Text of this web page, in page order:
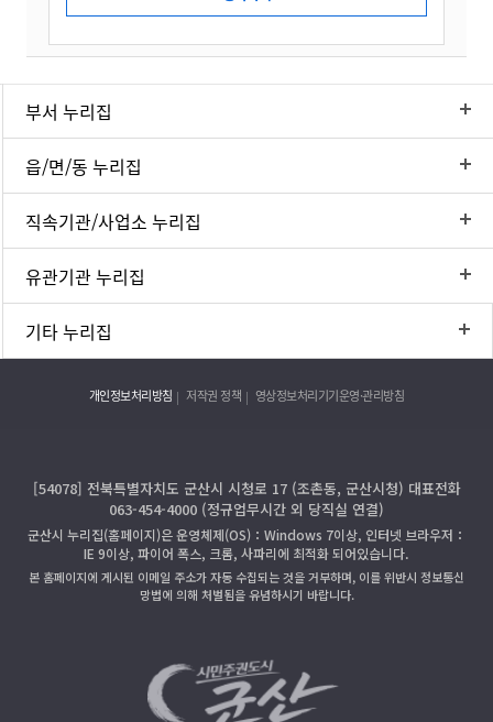
부서 누리집
읍/면/동 누리집
직속기관/사업소 누리집
유관기관 누리집
기타 누리집
개인정보처리방침 저작권 정책 영상정보처리기기운영·관리방침
[54078] 전북특별자치도 군산시 시청로 17 (조촌동, 군산시청) 대표전화
063-454-4000 (정규업무시간 외 당직실 연결)
군산시 누리집(홈페이지)은 운영체제(OS)：Windows 7이상, 인터넷 브라우저：
IE 9이상, 파이어 폭스, 크롬, 사파리에 최적화 되어있습니다.
본 홈페이지에 게시된 이메일 주소가 자동 수집되는 것을 거부하며, 이를 위반시 정보통신
망법에 의해 처벌됨을 유념하시기 바랍니다.